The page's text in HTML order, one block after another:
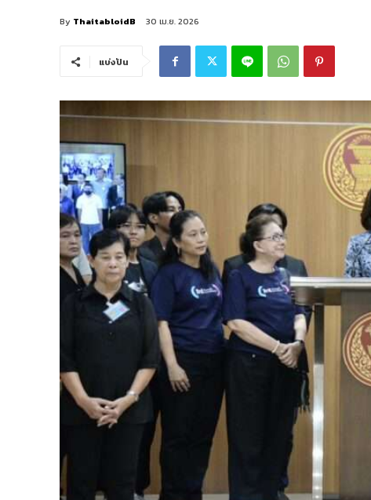
By ThaitabloidB 30 เม.ย. 2026
แบ่งปัน